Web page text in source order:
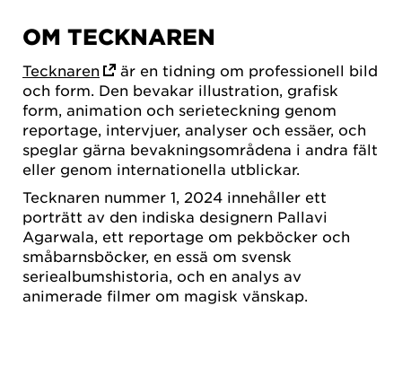
OM TECKNAREN
Tecknaren
är en tidning om professionell bild
och form. Den bevakar illustration, grafisk
form, animation och serieteckning genom
reportage, intervjuer, analyser och essäer, och
speglar gärna bevakningsområdena i andra fält
eller genom internationella utblickar.
Tecknaren nummer 1, 2024 innehåller ett
porträtt av den indiska designern Pallavi
Agarwala, ett reportage om pekböcker och
småbarnsböcker, en essä om svensk
seriealbumshistoria, och en analys av
animerade filmer om magisk vänskap.